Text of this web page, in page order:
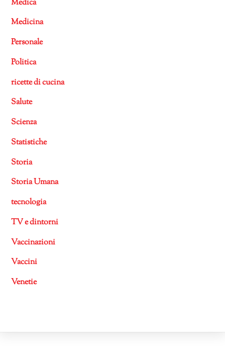
Medica
Medicina
Personale
Politica
ricette di cucina
Salute
Scienza
Statistiche
Storia
Storia Umana
tecnologia
TV e dintorni
Vaccinazioni
Vaccini
Venetie